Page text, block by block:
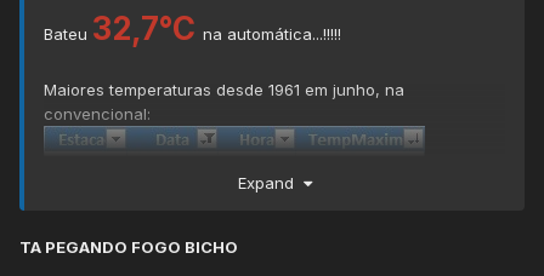
Bateu 32,7°C na automática...!!!!!
Maiores temperaturas desde 1961 em junho, na
convencional:
Expand
TA PEGANDO FOGO BICHO